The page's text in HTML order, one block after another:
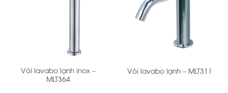
Vòi lavabo lạnh inox –
MLT364
Vòi lavabo lạnh – MLT311